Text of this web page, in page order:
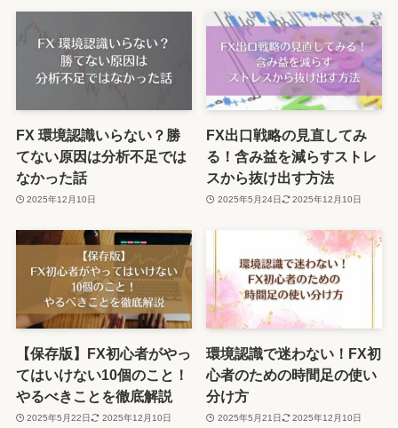
FX 環境認識いらない？勝
てない原因は分析不足では
なかった話
2025年12月10日
FX出口戦略の見直してみ
る！含み益を減らすストレ
スから抜け出す方法
2025年5月24日 2025年12月10日
【保存版】FX初心者がやっ
てはいけない10個のこと！
やるべきことを徹底解説
2025年5月22日 2025年12月10日
環境認識で迷わない！FX初
心者のための時間足の使い
分け方
2025年5月21日 2025年12月10日